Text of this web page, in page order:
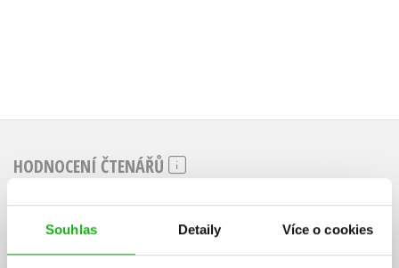
Souhlas Detaily Více o cookies
HODNOCENÍ ČTENÁŘŮ
V současné době nejsou vytvořena žádná uživatelská hodnocení.
Vaše hodnocení